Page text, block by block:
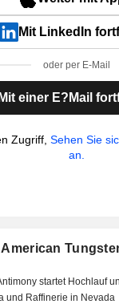
Mit LinkedIn
oder per E-Mail
Mit einer E?Mail
Zugriff,Sehen Sie
an.
startet Hochlauf
und Raffinerie in Nevada